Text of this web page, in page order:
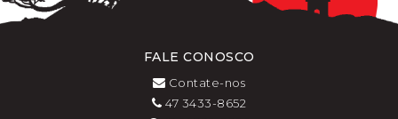
FALE CONOSCO
Contate-nos
47 3433-8652